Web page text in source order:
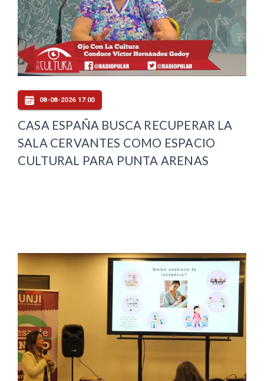
08-08-2026 17:00
CASA ESPAÑA BUSCA RECUPERAR LA
SALA CERVANTES COMO ESPACIO
CULTURAL PARA PUNTA ARENAS